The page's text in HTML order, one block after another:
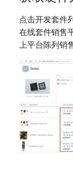
点击开发套件
在线套件销售
上平台陈列销